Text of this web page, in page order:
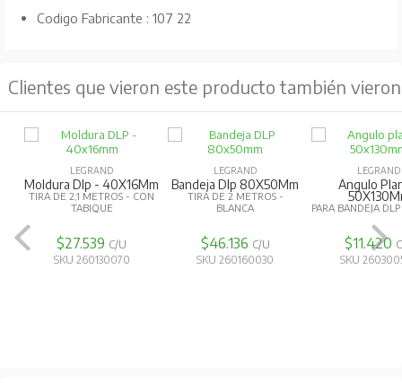
Codigo Fabricante : 107 22
Clientes que vieron este producto también vieron
LEGRAND
Moldura Dlp - 40X16Mm
TIRA DE 2,1 METROS - CON
TABIQUE
$27.539 C/U
SKU 260130070
LEGRAND
Bandeja Dlp 80X50Mm
TIRA DE 2 METROS -
BLANCA
$46.136 C/U
SKU 260160030
LEGRAND
Angulo
PARA BANDEJA
$11.420
SKU